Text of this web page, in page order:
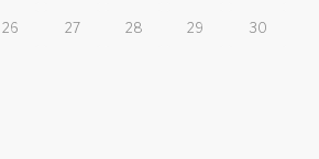
26 27 28 29 30